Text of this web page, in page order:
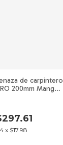
de carpintero
200mm Mangos
x $17.98